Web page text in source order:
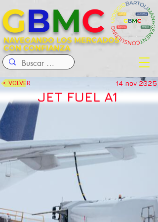
NAVEGANDO LOS MERCADOS
CON CONFIANZA
GBMC
< VOLVER 14 nov 2025
JET FUEL A1